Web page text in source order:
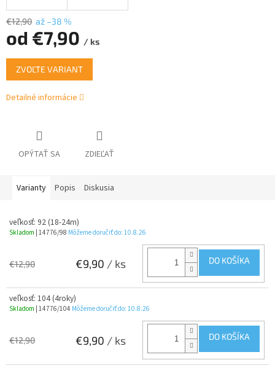
€12,90 až –38 %
od €7,90 / ks
Jednotková
cena:
ZVOĽTE VARIANT
Detailné informácie
OPÝTAŤ SA ZDIEĽAŤ
Varianty Popis Diskusia
veľkosť: 92 (18-24m)
Skladom | 14776/98 Môžeme doručiť do: 10.8.26
€12,90 €9,90 / ks DO KOŠÍKA
veľkosť: 104 (4roky)
Skladom | 14776/104 Môžeme doručiť do: 10.8.26
€12,90 €9,90 / ks DO KOŠÍKA